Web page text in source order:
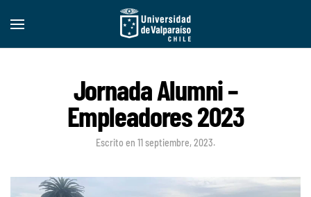
Jornada Alumni –
Empleadores 2023
Escrito en 11 septiembre, 2023.